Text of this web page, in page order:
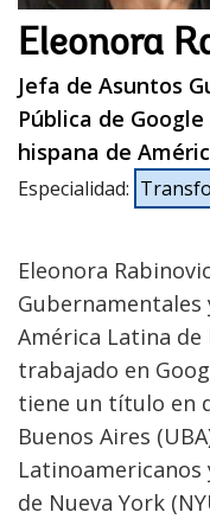
Eleonora
Jefa de Asuntos
Pública de
hispana de
Especialidad:
Eleonora
América Latina de
trabajado en
tiene un título en
Buenos Aires
Latinoamericanos
de Nueva York